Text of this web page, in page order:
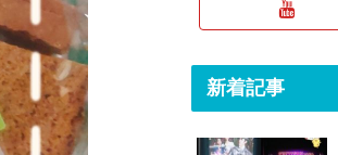
新着記事